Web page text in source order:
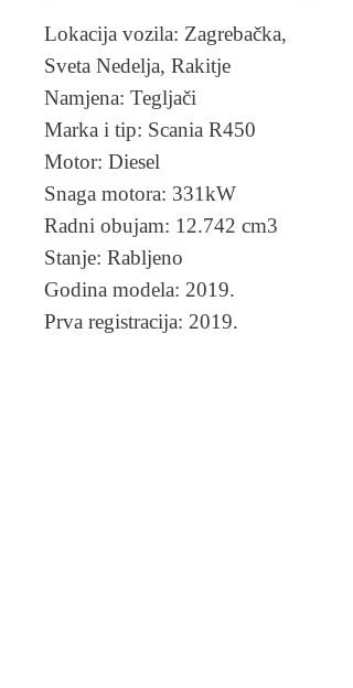
Lokacija vozila: Zagrebačka,
Sveta Nedelja, Rakitje
Namjena: Tegljači
Marka i tip: Scania R450
Motor: Diesel
Snaga motora: 331kW
Radni obujam: 12.742 cm3
Stanje: Rabljeno
Godina modela: 2019.
Prva registracija: 2019.